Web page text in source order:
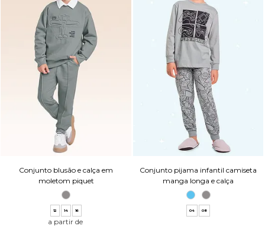
Conjunto blusão e calça em
moletom piquet
12 14 16
a partir de
Conjunto pijama infantil camiseta
manga longa e calça
04 08